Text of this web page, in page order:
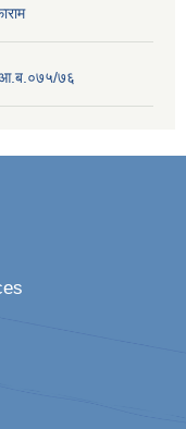
आ.ब.०७५/७६